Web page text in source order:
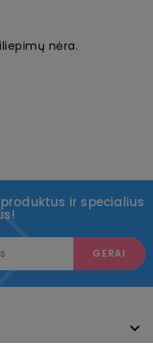
nėra.
ir specialius
